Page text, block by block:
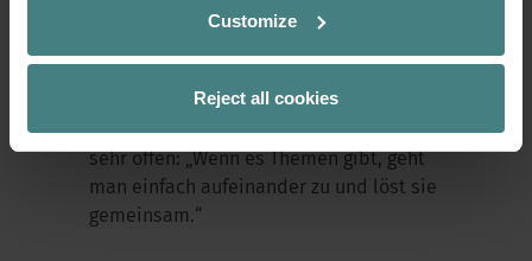
Customize
Reject all cookies
dass man mit vielen Abteilungen
Auch Nicolas erlebt die
Zusammenarbeit im Unternehmen als
sehr offen: „Wenn es Themen gibt, geht
man einfach aufeinander zu und löst sie
gemeinsam.“